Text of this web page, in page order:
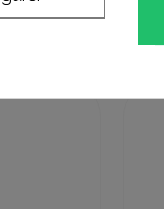
qui ont